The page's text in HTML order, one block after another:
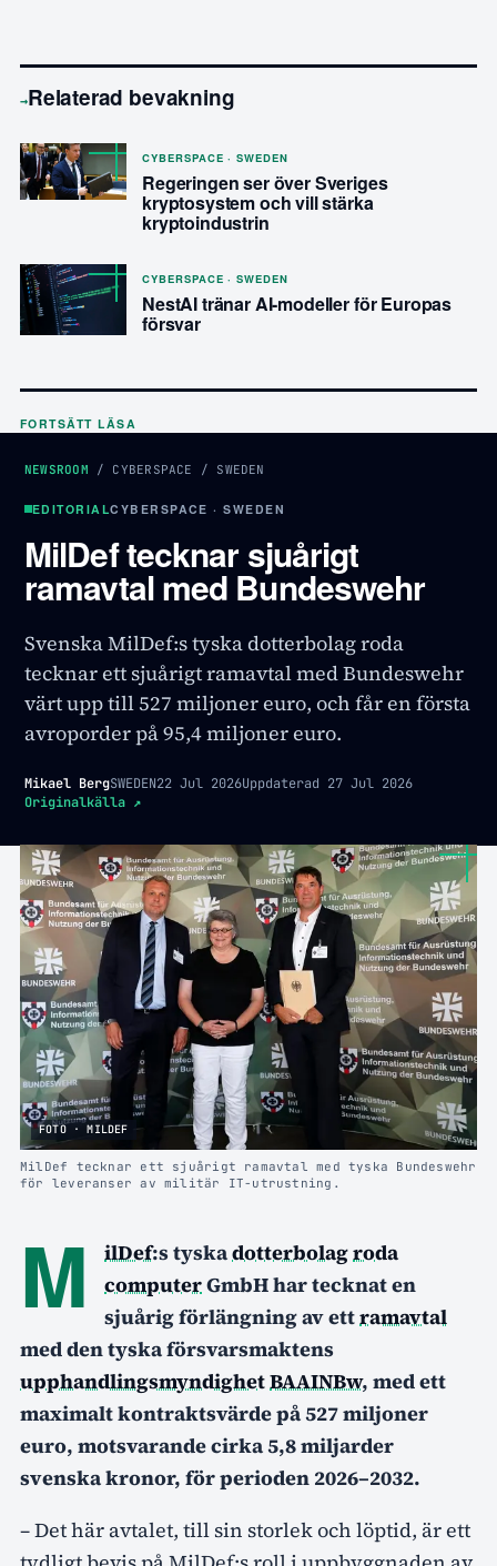
→Relaterad bevakning
CYBERSPACE · SWEDEN
Regeringen ser över Sveriges
kryptosystem och vill stärka
kryptoindustrin
CYBERSPACE · SWEDEN
NestAI tränar AI-modeller för Europas
försvar
FORTSÄTT LÄSA
NEWSROOM / CYBERSPACE / SWEDEN
EDITORIALCYBERSPACE · SWEDEN
MilDef tecknar sjuårigt
ramavtal med Bundeswehr
Svenska MilDef:s tyska dotterbolag roda
tecknar ett sjuårigt ramavtal med Bundeswehr
värt upp till 527 miljoner euro, och får en första
avroporder på 95,4 miljoner euro.
Mikael BergSWEDEN22 Jul 2026Uppdaterad 27 Jul 2026
Originalkälla ↗
FOTO · MILDEF
MilDef tecknar ett sjuårigt ramavtal med tyska Bundeswehr
för leveranser av militär IT-utrustning.
M ilDef:s tyskadotterbolagroda
computerGmbH har tecknat en
sjuårig förlängning av ettramavtal
med den tyska försvarsmaktens
upphandlingsmyndighetBAAINBw, med ett
maximalt kontraktsvärde på 527 miljoner
euro, motsvarande cirka 5,8 miljarder
svenska kronor, för perioden 2026–2032.
– Det här avtalet, till sin storlek och löptid, är ett